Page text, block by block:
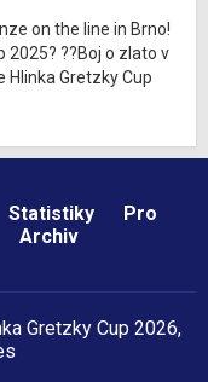
on the line in Brno!
2025? ??Boj o zlato v
Hlinka Gretzky Cup
Statistiky
Pro
Archiv
Gretzky Cup 2026,